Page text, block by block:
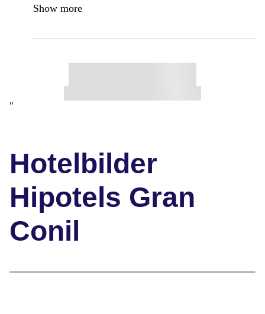
Show more
"
Hotelbilder
Hipotels Gran
Conil